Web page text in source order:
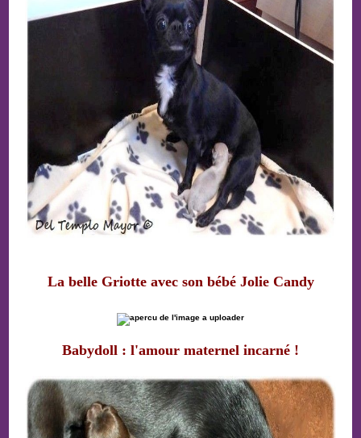
La belle Griotte avec son bébé Jolie Candy
Babydoll : l'amour maternel incarné !